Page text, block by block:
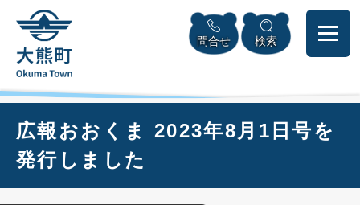
頭
メニューを飛ばして本文へ
問合せ 検索
広報おおくま 2023年8月1日号を
発行しました